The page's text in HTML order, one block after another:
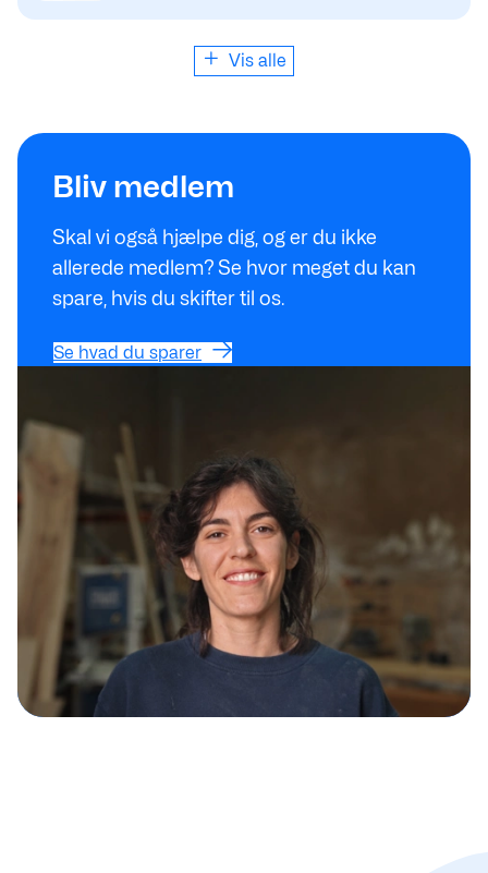
Vis alle
Bliv medlem
Skal vi også hjælpe dig, og er du ikke
allerede medlem? Se hvor meget du kan
spare, hvis du skifter til os.
Se hvad du sparer
Se hvad du sparer